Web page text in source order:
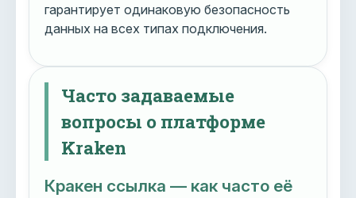
гарантирует одинаковую безопасность
данных на всех типах подключения.
Часто задаваемые
вопросы о платформе
Kraken
Кракен ссылка — как часто её